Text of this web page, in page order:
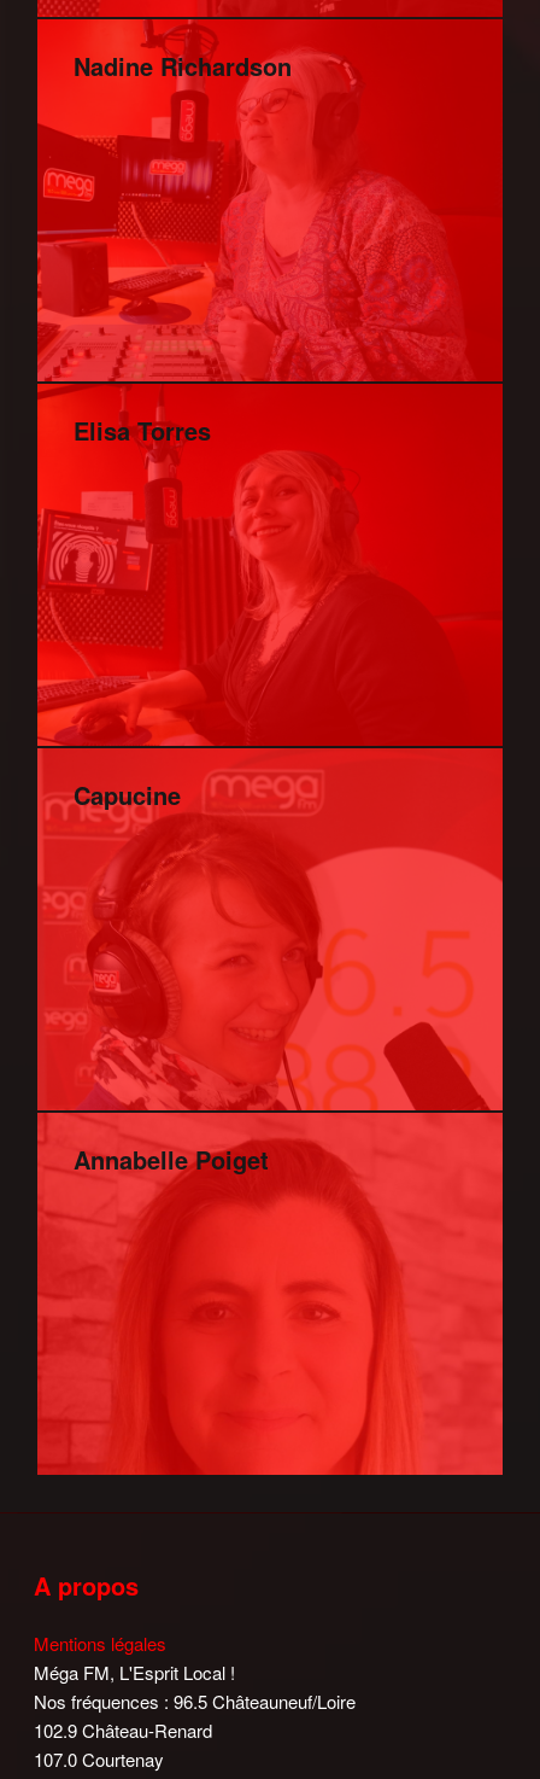
Nadine Richardson
Elisa Torres
Capucine
Annabelle Poiget
A propos
Mentions légales
Méga FM, L'Esprit Local !
Nos fréquences : 96.5 Châteauneuf/Loire
102.9 Château-Renard
107.0 Courtenay